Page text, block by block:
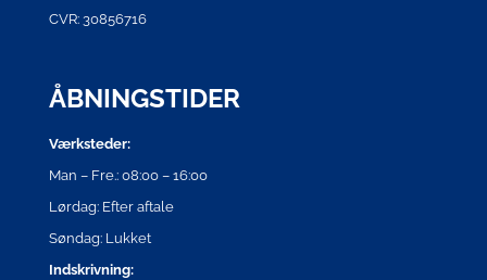
CVR: 30856716
ÅBNINGSTIDER
Værksteder:
Man – Fre.: 08:00 – 16:00
Lørdag: Efter aftale
Søndag: Lukket
Indskrivning: